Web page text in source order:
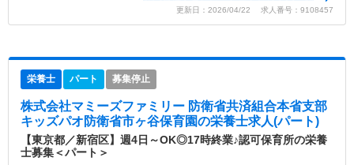
更新日：2026/04/22 求人番号：9108457
栄養士 パート 募集停止
株式会社マミーズファミリー 防衛省共済組合本省支部
キッズパオ防衛省市ヶ谷保育園の栄養士求人(パート)
【東京都／新宿区】週4日～OK◎17時終業♪認可保育所の栄養
士募集＜パート＞